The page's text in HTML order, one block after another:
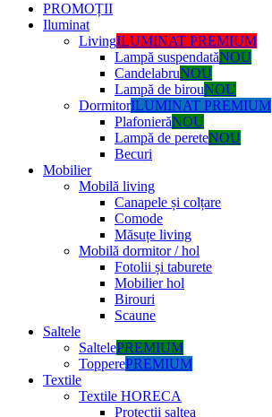
PROMOȚII
Iluminat
LivingILUMINAT PREMIUM
Lampă suspendatăNOU
CandelabruNOU
Lampă de birouNOU
DormitorILUMINAT PREMIUM
PlafonierăNOU
Lampă de pereteNOU
Becuri
Mobilier
Mobilă living
Canapele și colțare
Comode
Măsuțe living
Mobilă dormitor / hol
Fotolii și taburete
Mobilier hol
Birouri
Scaune
Saltele
SaltelePREMIUM
TopperePREMIUM
Textile
Textile HORECA
Protecții saltea